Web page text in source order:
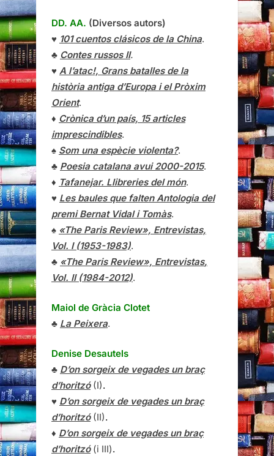
DD. AA. (Diversos autors)
♥ 101 cuentos clásicos de la China.
♣ Contes russos II.
♥ A l’atac!, Grans batalles de la
història antiga d’Europa i el Pròxim
Orient.
♦ Crònica d’un país, 15 articles
imprescindibles.
♠ Som una espècie violenta?.
♣ Poesia catalana avui 2000-2015.
♦ Tafanejar. Llibreries del món.
♥ Les baules que falten Antologia del
premi Bernat Vidal i Tomàs.
♠ «The Paris Review», Entrevistas,
Vol. I (1953-1983).
♣ «The Paris Review», Entrevistas,
Vol. II (1984-2012).
Maiol de Gràcia Clotet
♣ La Peixera.
Denise Desautels
♣ D’on sorgeix de vegades un braç
d’horitzó(I).
♥ D’on sorgeix de vegades un braç
d’horitzó(II).
♦ D’on sorgeix de vegades un braç
d’horitzó(i III).